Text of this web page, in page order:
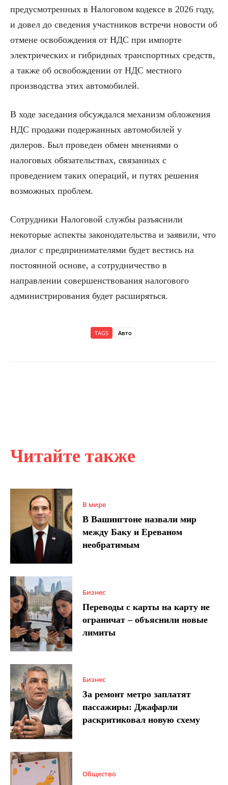
Читайте также
В мире
В Вашингтоне назвали мир
между Баку и Ереваном
необратимым
Бизнес
Переводы с карты на карту не
ограничат – объяснили новые
лимиты
Бизнес
За ремонт метро заплатят
пассажиры: Джафарли
раскритиковал новую схему
Общество
предусмотренных в Налоговом кодексе в 2026 году,
и довел до сведения участников встречи новости об
отмене освобождения от НДС при импорте
электрических и гибридных транспортных средств,
а также об освобождении от НДС местного
производства этих автомобилей.
В ходе заседания обсуждался механизм обложения
НДС продажи подержанных автомобилей у
дилеров. Был проведен обмен мнениями о
налоговых обязательствах, связанных с
проведением таких операций, и путях решения
возможных проблем.
Сотрудники Налоговой службы разъяснили
некоторые аспекты законодательства и заявили, что
диалог с предпринимателями будет вестись на
постоянной основе, а сотрудничество в
направлении совершенствования налогового
администрирования будет расширяться.
TAGS Авто